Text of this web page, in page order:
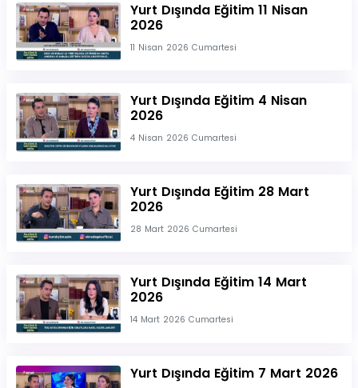
Yurt Dışında Eğitim 11 Nisan
2026
11 Nisan 2026 Cumartesi
Yurt Dışında Eğitim 4 Nisan
2026
4 Nisan 2026 Cumartesi
Yurt Dışında Eğitim 28 Mart
2026
28 Mart 2026 Cumartesi
Yurt Dışında Eğitim 14 Mart
2026
14 Mart 2026 Cumartesi
Yurt Dışında Eğitim 7 Mart 2026